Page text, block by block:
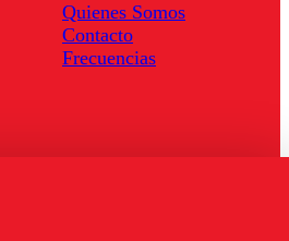
Quienes Somos
Contacto
Frecuencias